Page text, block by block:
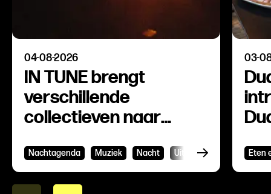
04-08-2026
IN TUNE brengt
verschillende
collectieven naar
Nachtagenda Muziek Nacht Uitgaan
03-
Eten
Bekijken